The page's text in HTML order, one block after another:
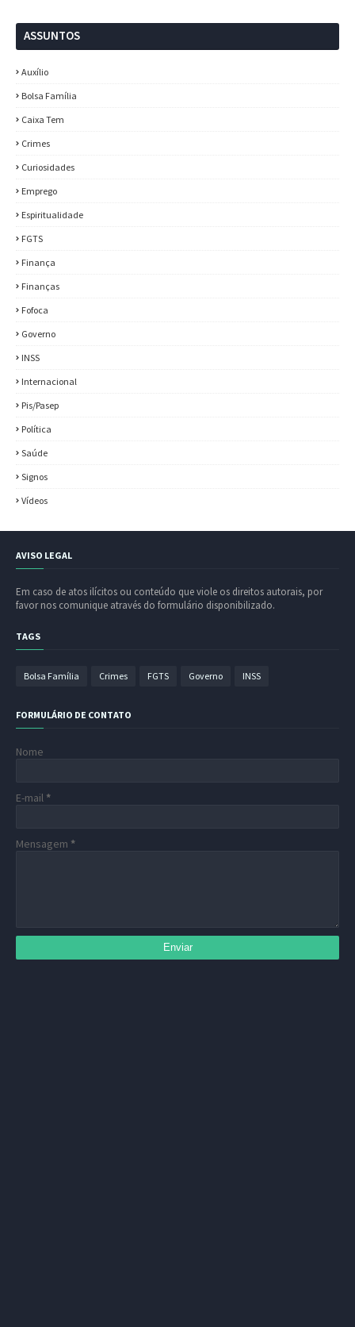
ASSUNTOS
Auxílio
Bolsa Família
Caixa Tem
Crimes
Curiosidades
Emprego
Espiritualidade
FGTS
Finança
Finanças
Fofoca
Governo
INSS
Internacional
Pis/Pasep
Política
Saúde
Signos
Vídeos
AVISO LEGAL
Em caso de atos ilícitos ou conteúdo que viole os direitos autorais, por
favor nos comunique através do formulário disponibilizado.
TAGS
Bolsa Família Crimes FGTS Governo INSS
FORMULÁRIO DE CONTATO
Nome
E-mail *
Mensagem *